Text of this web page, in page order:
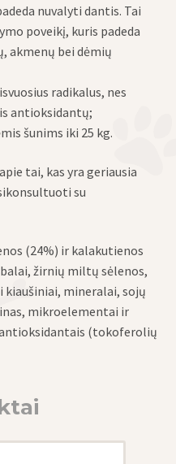
nuvalyti dantis. Tai
poveikį, kuris padeda
akmenų bei dėmių
radikalus, nes
antioksidantų;
šunims iki 25 kg.
tai, kas yra geriausia
su
(24%) ir kalakutienos
žirnių miltų sėlenos,
mineralai, sojų
mikroelementai ir
(tokoferolių